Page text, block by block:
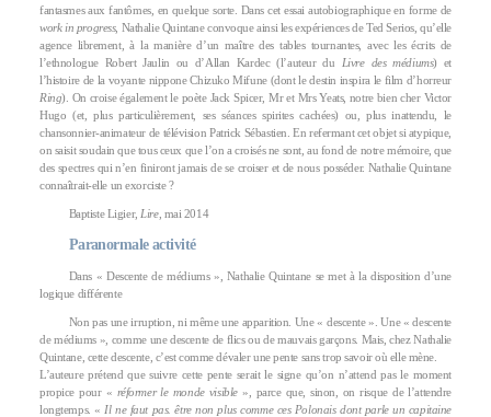
fantasmes aux fantômes, en quelque sorte. Dans cet essai autobiographique en forme de
work in progress, Nathalie Quintane convoque ainsi les expériences de Ted Serios, qu’elle
agence librement, à la manière d’un maître des tables tournantes, avec les écrits de
l’ethnologue Robert Jaulin ou d’Allan Kardec (l’auteur du
Livre des médiums) et
l’histoire de la voyante nippone Chizuko Mifune (dont le destin inspira le film d’horreur
Ring). On croise également le poète Jack Spicer, Mr et Mrs Yeats, notre bien cher Victor
Hugo (et, plus particulièrement, ses séances spirites cachées) ou, plus inattendu, le
chansonnier-animateur de télévision Patrick Sébastien. En refermant cet objet si atypique,
on saisit soudain que tous ceux que l’on a croisés ne sont, au fond de notre mémoire, que
des spectres qui n’en finiront jamais de se croiser et de nous posséder. Nathalie Quintane
connaîtrait-elle un exorciste ?
Baptiste Ligier, Lire, mai 2014
Paranormale activité
Dans « Descente de médiums », Nathalie Quintane se met à la disposition d’une
logique différente
Non pas une irruption, ni même une apparition. Une « descente ». Une « descente
de médiums », comme une descente de flics ou de mauvais garçons. Mais, chez Nathalie
Quintane, cette descente, c’est comme dévaler une pente sans trop savoir où elle mène.
L’auteure prétend que suivre cette pente serait le signe qu’on n’attend pas le moment
propice pour « réformer le monde visible», parce que, sinon, on risque de l’attendre
longtemps. « Il ne faut pas. être non plus comme ces Polonais dont parle un capitaine